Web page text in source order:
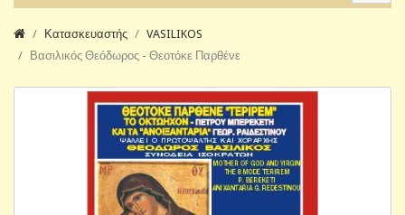
Κατασκευαστής
VASILIKOS
Βασιλικός Θεόδωρος - Θεοτόκε Παρθένε